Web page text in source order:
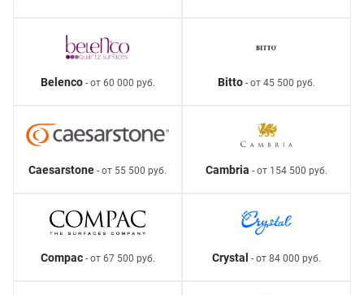
Belenco- от 60 000 руб. Bitto - от 45 500 руб.
Caesarstone - от 55 500 руб. Cambria - от 154 500 руб.
Compac- от 67 500 руб. Crystal - от 84 000 руб.